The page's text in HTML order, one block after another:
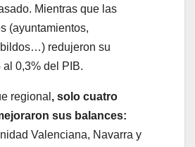
Mientras que las
(ayuntamientos,
redujeron su
0,3% del PIB.
regional , solo cuatro
sus balances:
Valenciana, Navarra y